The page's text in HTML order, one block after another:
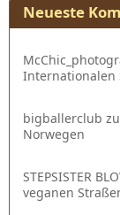
Neueste
Internationalen
bigballerclub zu
Norwegen
STEPSISTER
veganen